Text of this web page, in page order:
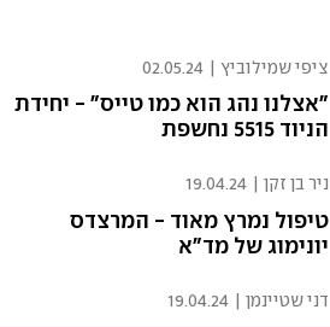
ציפי שמילוביץ 02.05.24
"אצלנו נהג הוא כמו טייס" - יחידת
הניוד 5515 נחשפת
ניר בן זקן 19.04.24
טיפול נמרץ מאוד - המרצדס
יונימוג של מד"א
דני שטיינמן 19.04.24